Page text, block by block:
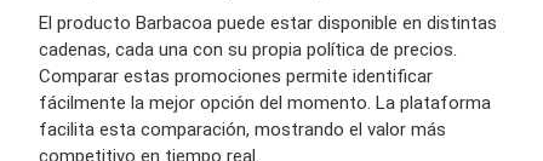
El producto Barbacoa puede estar disponible en distintas
cadenas, cada una con su propia política de precios.
Comparar estas promociones permite identificar
fácilmente la mejor opción del momento. La plataforma
facilita esta comparación, mostrando el valor más
competitivo en tiempo real.